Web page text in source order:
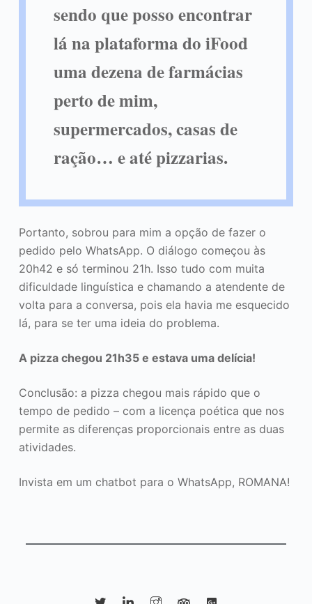
sendo que posso encontrar
lá na plataforma do iFood
uma dezena de farmácias
perto de mim,
supermercados, casas de
ração… e até pizzarias.
Portanto, sobrou para mim a opção de fazer o
pedido pelo WhatsApp. O diálogo começou às
20h42 e só terminou 21h. Isso tudo com muita
dificuldade linguística e chamando a atendente de
volta para a conversa, pois ela havia me esquecido
lá, para se ter uma ideia do problema.
A pizza chegou 21h35 e estava uma delícia!
Conclusão: a pizza chegou mais rápido que o
tempo de pedido – com a licença poética que nos
permite as diferenças proporcionais entre as duas
atividades.
Invista em um chatbot para o WhatsApp, ROMANA!